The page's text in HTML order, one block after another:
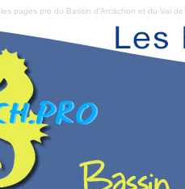
les pages pro du Bassin d'Arcachon et du Val